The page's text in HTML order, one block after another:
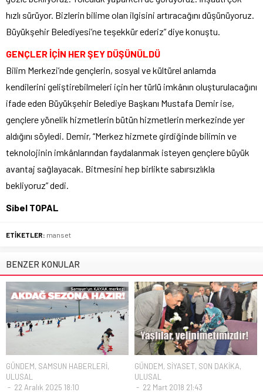
hızlı sürüyor. Bizlerin bilime olan ilgisini artıracağını düşünüyoruz.
Büyükşehir Belediyesi’ne teşekkür ederiz” diye konuştu.
GENÇLER İÇİN HER ŞEY DÜŞÜNÜLDÜ
Bilim Merkezi’nde gençlerin, sosyal ve kültürel anlamda
kendilerini geliştirebilmeleri için her türlü imkânın oluşturulacağını
ifade eden Büyükşehir Belediye Başkanı Mustafa Demir ise,
gençlere yönelik hizmetlerin bütün hizmetlerin merkezinde yer
aldığını söyledi. Demir, “Merkez hizmete girdiğinde bilimin ve
teknolojinin imkânlarından faydalanmak isteyen gençlere büyük
avantaj sağlayacak. Bitmesini hep birlikte sabırsızlıkla
bekliyoruz” dedi.
Sibel TOPAL
ETİKETLER: manset
BENZER KONULAR
GÜNDEM, SAMSUN HABERLERİ,
ULUSAL
22 Aralık 2025 18:10
GÜNDEM, SİYASET, SON DAKİKA,
ULUSAL
22 Mart 2018 21:43